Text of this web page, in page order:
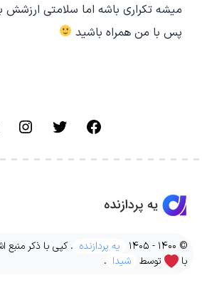
میشه تکراری باشه اما سلامتی ارزشش
پس با من همراه باشید
فیسبوک توییتر
© 1400 - 1405 یه پردازنده . کپی با ذکر منبع
با
توسط شیدا .